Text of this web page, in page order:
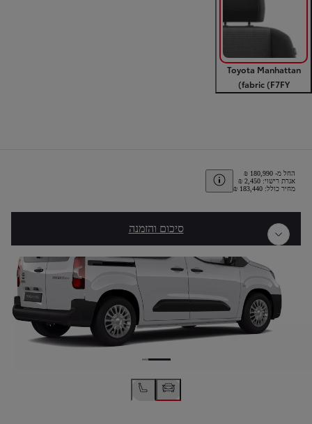
Toyota Manhattan
fabric (F7FY)
החל מ- ‏180,990 ₪
אגרת רישוי: ‏2,450 ₪
מחיר כולל: ‏183,440 ₪
סיכום והזמנה
סיכום